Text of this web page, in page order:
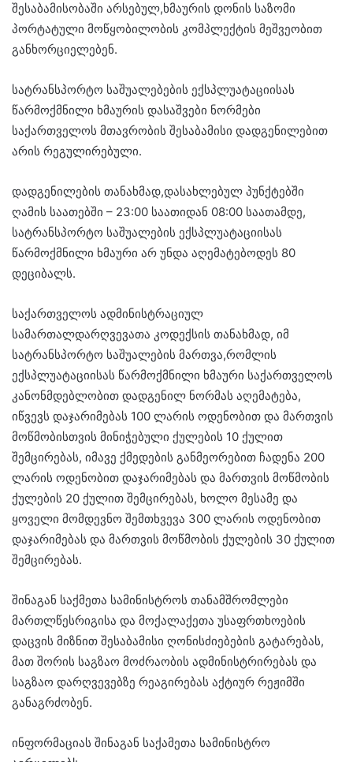
შესაბამისობაში არსებულ,ხმაურის დონის საზომი
პორტატული მოწყობილობის კომპლექტის მეშვეობით
განხორციელებენ.
სატრანსპორტო საშუალებების ექსპლუატაციისას
წარმოქმნილი ხმაურის დასაშვები ნორმები
საქართველოს მთავრობის შესაბამისი დადგენილებით
არის რეგულირებული.
დადგენილების თანახმად,დასახლებულ პუნქტებში
ღამის საათებში – 23:00 საათიდან 08:00 საათამდე,
სატრანსპორტო საშუალების ექსპლუატაციისას
წარმოქმნილი ხმაური არ უნდა აღემატებოდეს 80
დეციბალს.
საქართველოს ადმინისტრაციულ
სამართალდარღვევათა კოდექსის თანახმად, იმ
სატრანსპორტო საშუალების მართვა,რომლის
ექსპლუატაციისას წარმოქმნილი ხმაური საქართველოს
კანონმდებლობით დადგენილ ნორმას აღემატება,
იწვევს დაჯარიმებას 100 ლარის ოდენობით და მართვის
მოწმობისთვის მინიჭებული ქულების 10 ქულით
შემცირებას, იმავე ქმედების განმეორებით ჩადენა 200
ლარის ოდენობით დაჯარიმებას და მართვის მოწმობის
ქულების 20 ქულით შემცირებას, ხოლო მესამე და
ყოველი მომდევნო შემთხვევა 300 ლარის ოდენობით
დაჯარიმებას და მართვის მოწმობის ქულების 30 ქულით
შემცირებას.
შინაგან საქმეთა სამინისტროს თანამშრომლები
მართლწესრიგისა და მოქალაქეთა უსაფრთხოების
დაცვის მიზნით შესაბამისი ღონისძიებების გატარებას,
მათ შორის საგზაო მოძრაობის ადმინისტრირებას და
საგზაო დარღვევებზე რეაგირებას აქტიურ რეჟიმში
განაგრძობენ.
ინფორმაციას შინაგან საქამეთა სამინისტრო